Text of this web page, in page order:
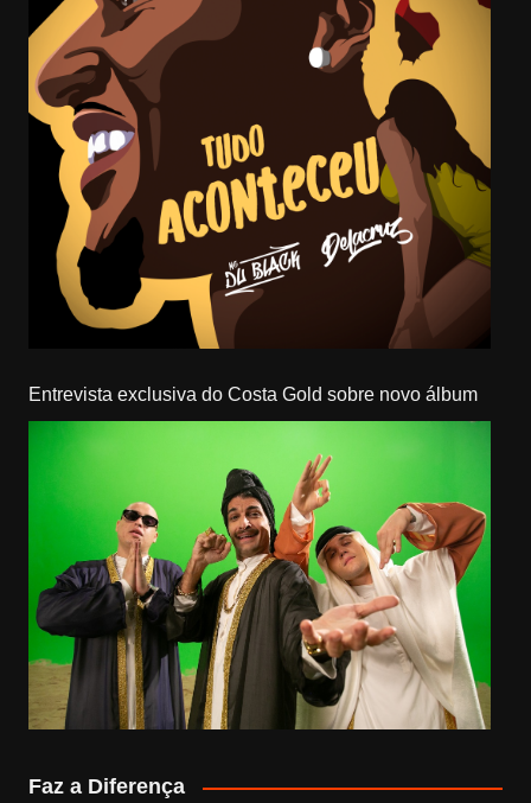
Entrevista exclusiva do Costa Gold sobre novo álbum
Faz a Diferença